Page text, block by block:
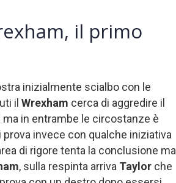
il primo
inizialmente scialbo con le
il Wrexham cerca di aggredire il
in entrambe le circostanze è
prova invece con qualche iniziativa
di rigore tenta la conclusione ma
, sulla respinta arriva Taylor che